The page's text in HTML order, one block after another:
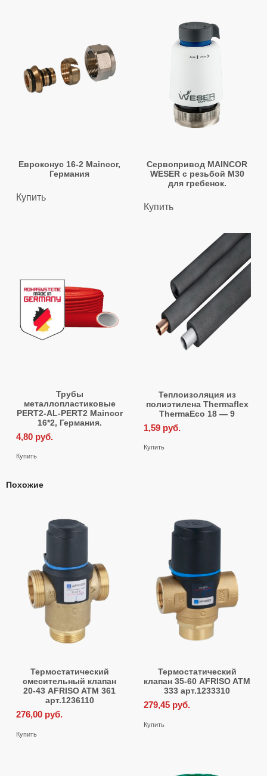
Евроконус 16-2 Maincor,
Германия
Купить
Сервопривод MAINCOR
WESER с резьбой M30
для гребенок.
Купить
Трубы
металлопластиковые
PERT2-AL-PERT2 Maincor
16*2, Германия.
4,80 руб.
Купить
Теплоизоляция из
полиэтилена Thermaflex
ThermaEco 18 — 9
1,59 руб.
Купить
Похожие
Термостатический
смесительный клапан
20-43 AFRISO ATM 361
арт.1236110
276,00 руб.
Купить
Термостатический
клапан 35-60 AFRISO ATM
333 арт.1233310
279,45 руб.
Купить